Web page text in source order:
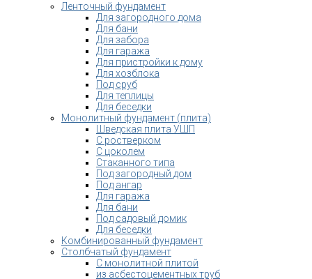
Ленточный фундамент
Для загородного дома
Для бани
Для забора
Для гаража
Для пристройки к дому
Для хозблока
Под сруб
Для теплицы
Для беседки
Монолитный фундамент (плита)
Шведская плита УШП
С ростверком
С цоколем
Стаканного типа
Под загородный дом
Под ангар
Для гаража
Для бани
Под садовый домик
Для беседки
Комбинированный фундамент
Столбчатый фундамент
С монолитной плитой
из асбестоцементных труб